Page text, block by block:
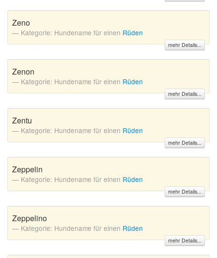
Zeno
Kategorie: Hundename für einen Rüden
mehr Details...
Zenon
Kategorie: Hundename für einen Rüden
mehr Details...
Zentu
Kategorie: Hundename für einen Rüden
mehr Details...
Zeppelin
Kategorie: Hundename für einen Rüden
mehr Details...
Zeppelino
Kategorie: Hundename für einen Rüden
mehr Details...